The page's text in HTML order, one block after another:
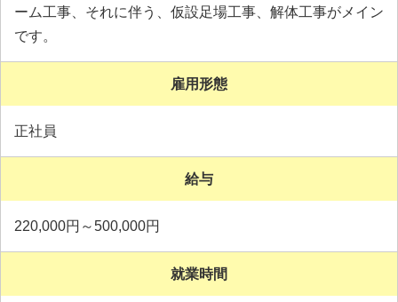
ーム工事、それに伴う、仮設足場工事、解体工事がメイン
です。
雇用形態
正社員
給与
220,000円～500,000円
就業時間